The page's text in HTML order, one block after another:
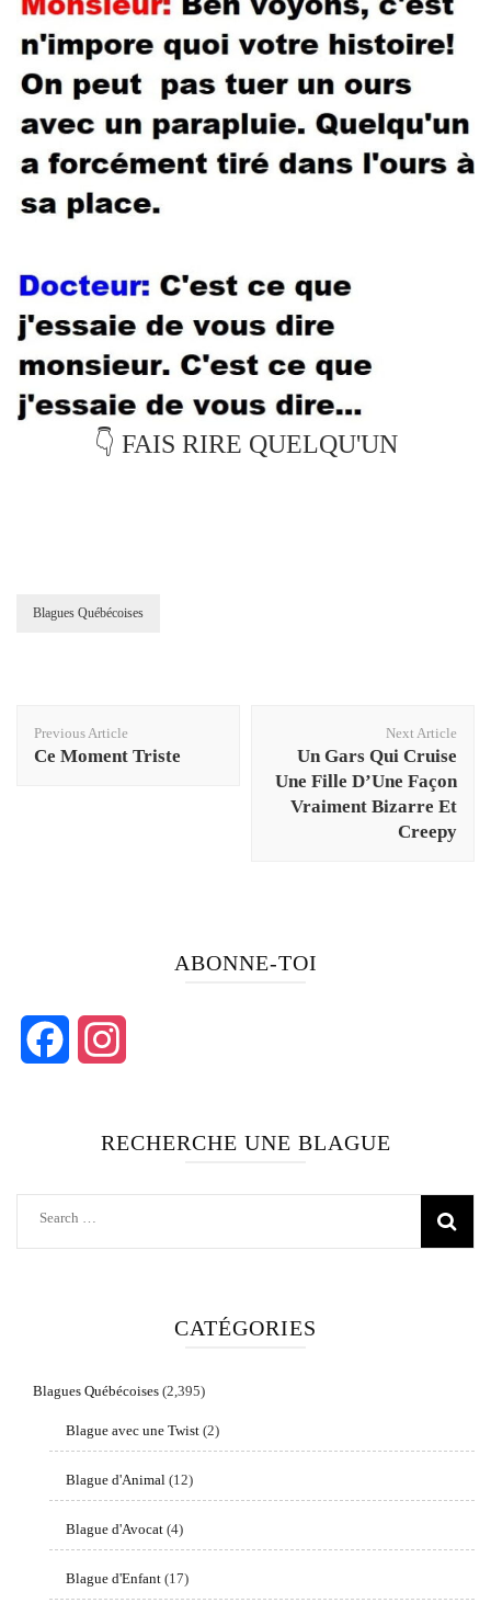
👇 FAIS RIRE QUELQU'UN
Blagues Québécoises
Navigation
Previous Article
Ce Moment Triste
Next Article
Un Gars Qui Cruise
Une Fille D’Une Façon
Vraiment Bizarre Et
Creepy
ABONNE-TOI
RECHERCHE UNE BLAGUE
Search
CATÉGORIES
Blagues Québécoises (2,395)
Blague avec une Twist (2)
Blague d'Animal (12)
Blague d'Avocat (4)
Blague d'Enfant (17)